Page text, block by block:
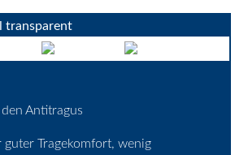
Antitragus
guter Tragekomfort, wenig